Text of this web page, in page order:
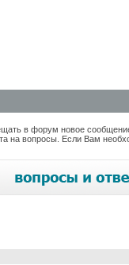
в форум новое
на вопросы. Если Вам